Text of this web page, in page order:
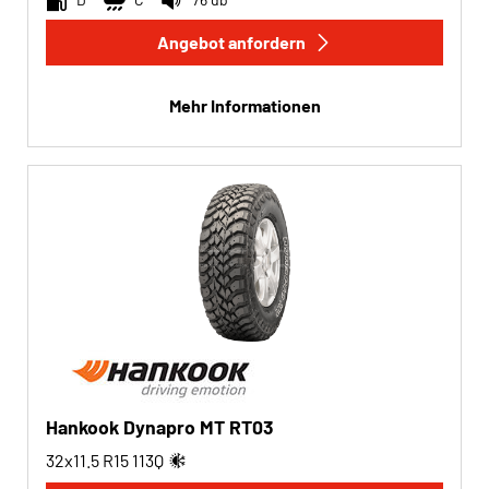
Angebot anfordern
Mehr Informationen
Hankook Dynapro MT RT03
32x11.5 R15 113Q